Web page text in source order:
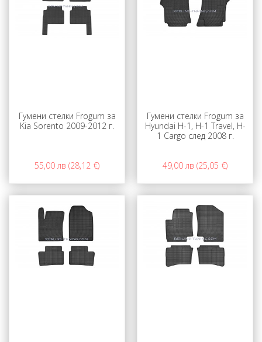
Гумени стелки Frogum за
Kia Sorento 2009-2012 г.
55,00 лв (28,12 €)
Гумени стелки Frogum за
Hyundai H-1, H-1 Travel, H-
1 Cargo след 2008 г.
49,00 лв (25,05 €)